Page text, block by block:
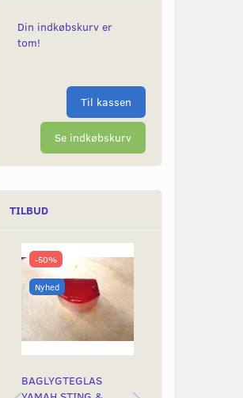
Din indkøbskurv er
tom!
Til kassen
Se indkøbskurv
TILBUD
-50%
Nyhed
BAGLYGTEGLAS